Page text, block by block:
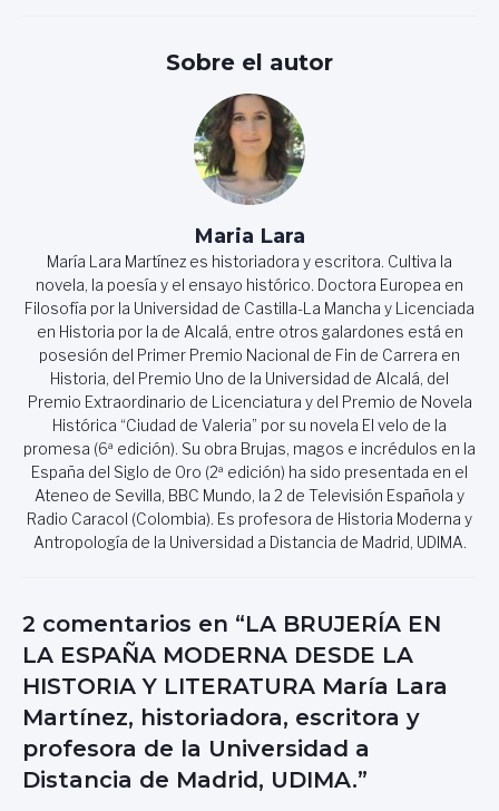
Sobre el autor
Maria Lara
María Lara Martínez es historiadora y escritora. Cultiva la
novela, la poesía y el ensayo histórico. Doctora Europea en
Filosofía por la Universidad de Castilla-La Mancha y Licenciada
en Historia por la de Alcalá, entre otros galardones está en
posesión del Primer Premio Nacional de Fin de Carrera en
Historia, del Premio Uno de la Universidad de Alcalá, del
Premio Extraordinario de Licenciatura y del Premio de Novela
Histórica “Ciudad de Valeria” por su novela El velo de la
promesa (6ª edición). Su obra Brujas, magos e incrédulos en la
España del Siglo de Oro (2ª edición) ha sido presentada en el
Ateneo de Sevilla, BBC Mundo, la 2 de Televisión Española y
Radio Caracol (Colombia). Es profesora de Historia Moderna y
Antropología de la Universidad a Distancia de Madrid, UDIMA.
2 comentarios en “LA BRUJERÍA EN
LA ESPAÑA MODERNA DESDE LA
HISTORIA Y LITERATURA María Lara
Martínez, historiadora, escritora y
profesora de la Universidad a
Distancia de Madrid, UDIMA.”